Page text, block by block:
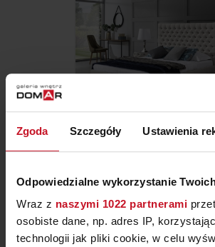
Zgoda Szczegóły Ustawienia
Odpowiedzialne wykorzystanie
Wraz z naszymi 1022 partnerami
osobiste dane, np. adres IP,
technologii jak pliki cookie, w celu
ŁÓŻKO VENUS
ZAPYTAJ O CENĘ W